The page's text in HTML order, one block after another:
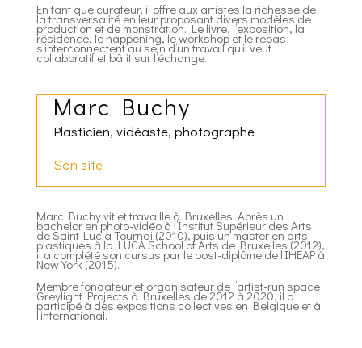
En tant que curateur, il offre aux artistes la richesse de
la transversalité en leur proposant divers modèles de
production et de monstration. Le livre, l’exposition, la
résidence, le happening, le workshop et le repas
s’interconnectent au sein d’un travail qu’il veut
collaboratif et bâtit sur l’échange.
Marc Buchy
Plasticien, vidéaste, photographe
Son site
Marc Buchy vit et travaille à Bruxelles. Après un
bachelor en photo-vidéo à l’Institut Supérieur des Arts
de Saint-Luc à Tournai (2010), puis un master en arts
plastiques à la LUCA School of Arts de Bruxelles (2012),
il a complété son cursus par le post-diplôme de l’IHEAP à
New York (2015).
Membre fondateur et organisateur de l’artist-run space
Greylight Projects à Bruxelles de 2012 à 2020, il a
participé à des expositions collectives en Belgique et à
l’international.